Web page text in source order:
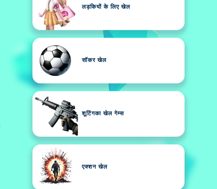
लड़कियों के लिए खेल
सॉकर खेल
शूटिंगका खेल गेम्स
एक्शन खेल